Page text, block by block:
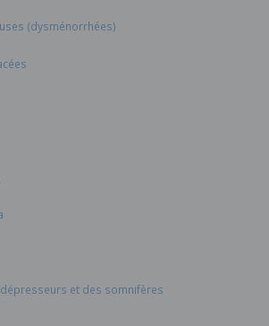
(dysménorrhées)
et des somnifères